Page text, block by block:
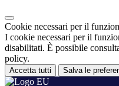
Cookie necessari per il
I cookie necessari per il
disabilitati. È possibile
policy.
Accetta tutti Salva le